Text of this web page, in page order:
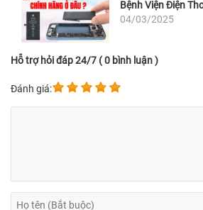
Bệnh Viện Điện
04/03/2025
Hỗ trợ hỏi đáp 24/7 ( 0 bình luận )
Đánh giá: